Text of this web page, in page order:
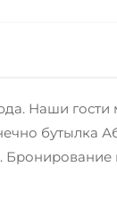
Наши гости
бутылка